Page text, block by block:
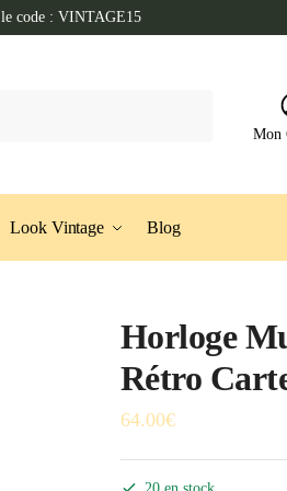
code : VINTAGE15
Mon
Look Vintage Blog
Horloge
Rétro
64.00€